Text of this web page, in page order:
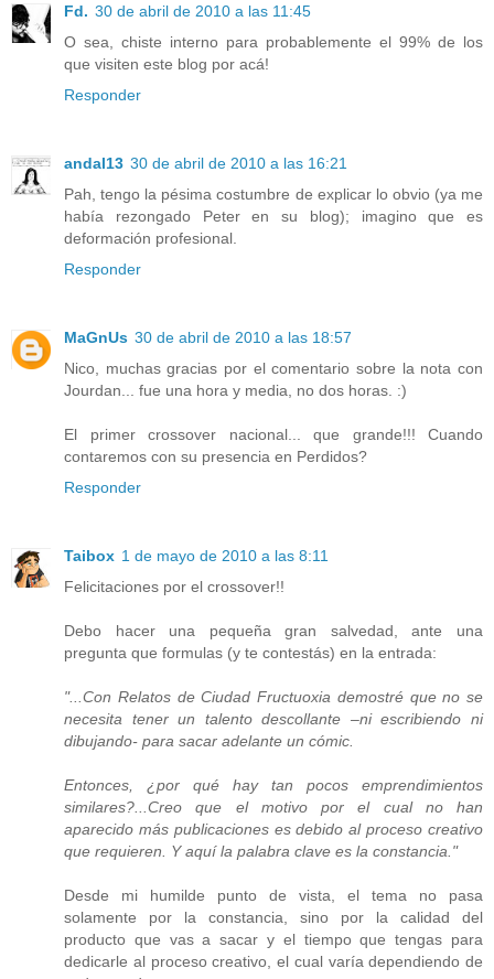
Fd. 30 de abril de 2010 a las 11:45
O sea, chiste interno para probablemente el 99% de los
que visiten este blog por acá!
Responder
andal13 30 de abril de 2010 a las 16:21
Pah, tengo la pésima costumbre de explicar lo obvio (ya me
había rezongado Peter en su blog); imagino que es
deformación profesional.
Responder
MaGnUs 30 de abril de 2010 a las 18:57
Nico, muchas gracias por el comentario sobre la nota con
Jourdan... fue una hora y media, no dos horas. :)
El primer crossover nacional... que grande!!! Cuando
contaremos con su presencia en Perdidos?
Responder
Taibox 1 de mayo de 2010 a las 8:11
Felicitaciones por el crossover!!
Debo hacer una pequeña gran salvedad, ante una
pregunta que formulas (y te contestás) en la entrada:
"...Con Relatos de Ciudad Fructuoxia demostré que no se
necesita tener un talento descollante –ni escribiendo ni
dibujando- para sacar adelante un cómic.
Entonces, ¿por qué hay tan pocos emprendimientos
similares?...Creo que el motivo por el cual no han
aparecido más publicaciones es debido al proceso creativo
que requieren. Y aquí la palabra clave es la constancia."
Desde mi humilde punto de vista, el tema no pasa
solamente por la constancia, sino por la calidad del
producto que vas a sacar y el tiempo que tengas para
dedicarle al proceso creativo, el cual varía dependiendo de